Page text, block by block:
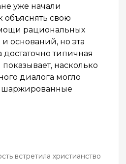
уже начали
объяснять свою
рациональных
оснований, но эта
типичная
насколько
диалога могло
шаржированные
встретила христианство